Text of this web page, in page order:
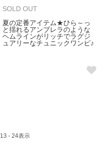
SOLD OUT
夏の定番アイテム★ひら～っ
と揺れるアンブレラのような
ヘムラインがリッチでラグジ
ュアリーなチュニックワンピ♪
13 - 24表示